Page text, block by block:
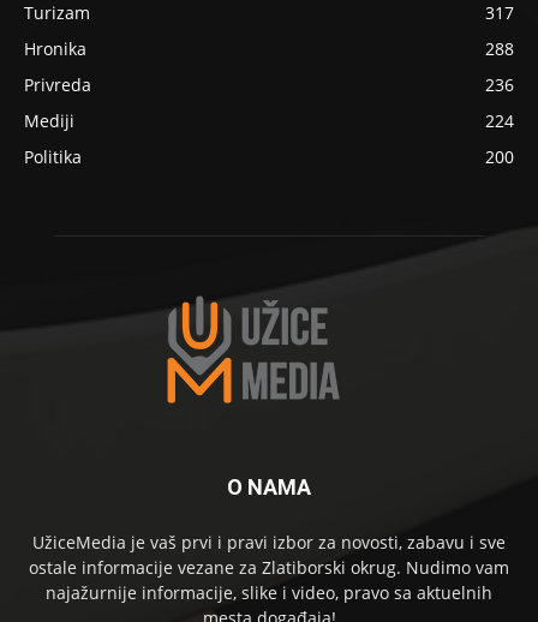
Turizam
317
Hronika
288
Privreda
236
Mediji
224
Politika
200
O NAMA
UžiceMedia je vaš prvi i pravi izbor za novosti, zabavu i sve
ostale informacije vezane za Zlatiborski okrug. Nudimo vam
najažurnije informacije, slike i video, pravo sa aktuelnih